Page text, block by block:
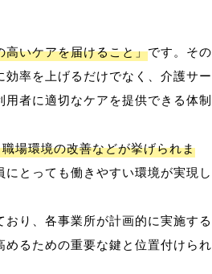
高いケアを届けること」です。その
率を上げるだけでなく、介護サー
者に適切なケアを提供できる体制
場環境の改善などが挙げられま
とっても働きやすい環境が実現し
り、各事業所が計画的に実施する
るための重要な鍵と位置付けられ